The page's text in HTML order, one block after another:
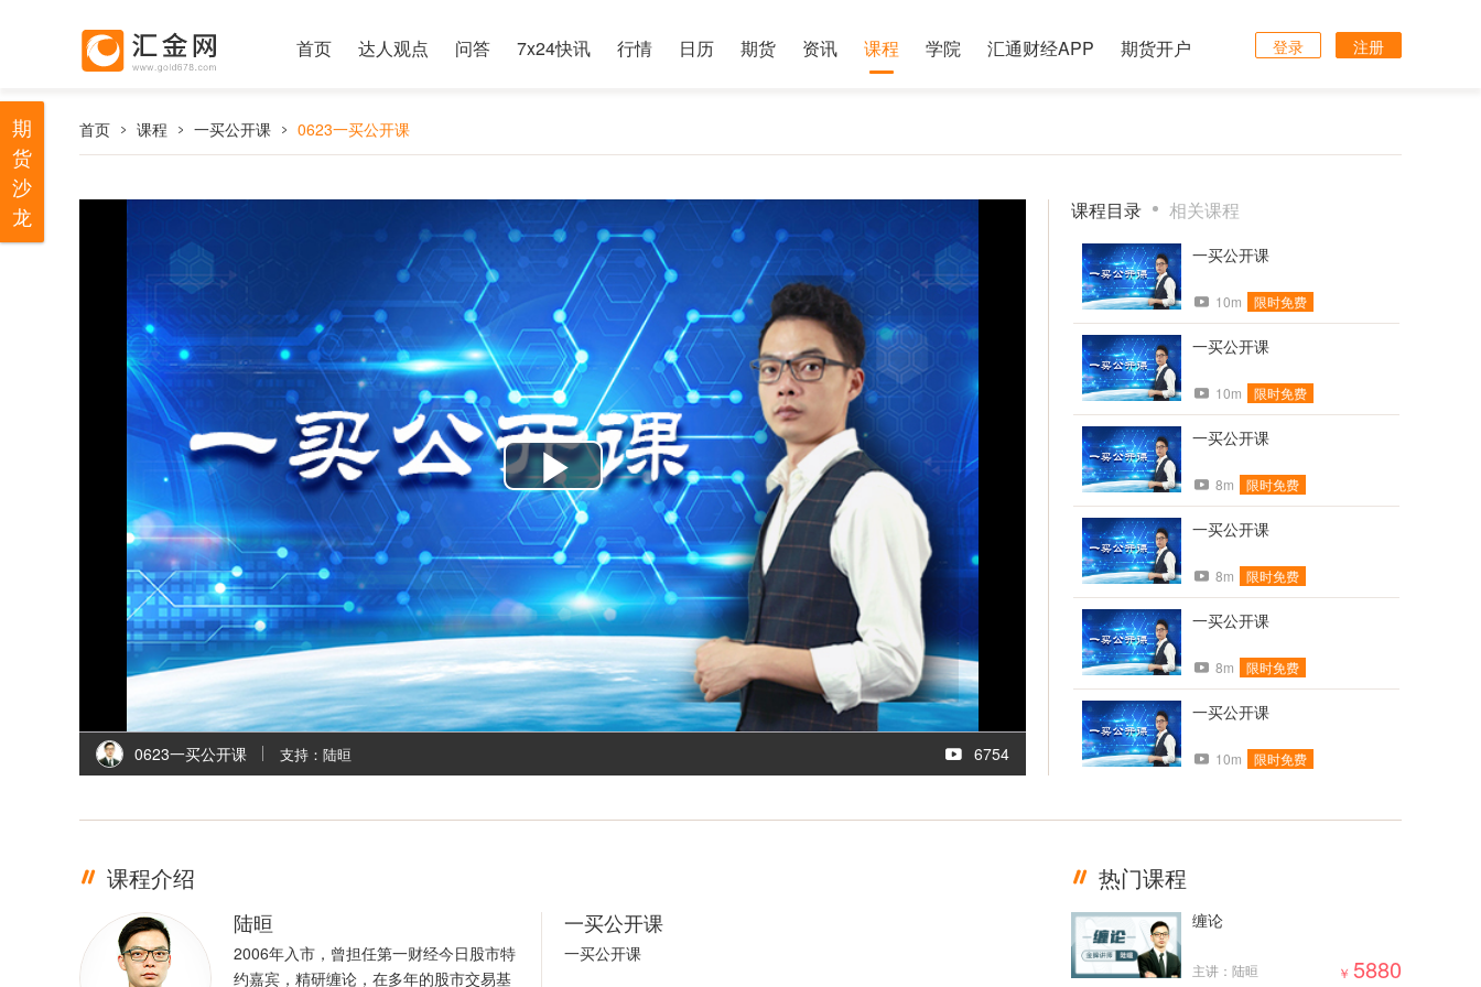
首页 达人观点 问答 7x24快讯 行情 日历 期货 资讯 课程 学院 汇通财经APP 期货开户 登录 注册
首页 课程 一买公开课 0623一买公开课
P
l
a
y
V
i
d
0623一买公开课 支持：陆晅 6754
课程目录 相关课程
一买公开课
10m 限时免费
一买公开课
10m 限时免费
一买公开课
8m 限时免费
一买公开课
8m 限时免费
一买公开课
8m 限时免费
一买公开课
10m 限时免费
课程介绍
陆晅
2006年入市，曾担任第一财经今日股市特
约嘉宾，精研缠论，在多年的股市交易基
一买公开课
一买公开课
热门课程
缠论
主讲：陆晅 ￥ 5880
期
货
沙
龙